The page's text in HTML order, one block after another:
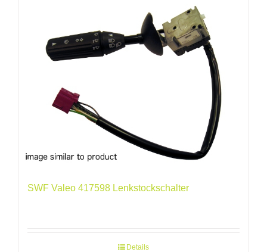
SWF Valeo 417598 Lenkstockschalter
Details